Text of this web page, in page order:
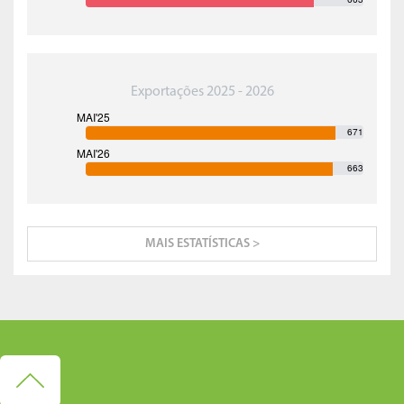
Exportações 2025 - 2026
671
663
MAIS ESTATÍSTICAS >